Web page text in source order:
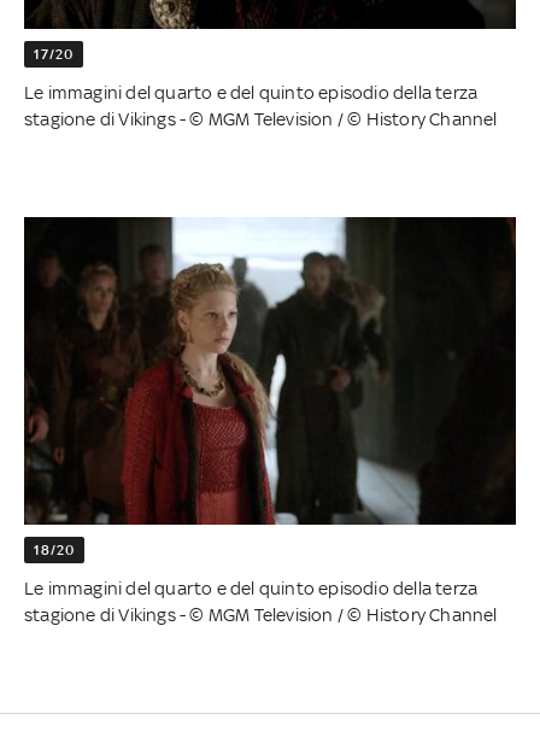
17/20
Le immagini del quarto e del quinto episodio della terza
stagione di Vikings - © MGM Television / © History Channel
18/20
Le immagini del quarto e del quinto episodio della terza
stagione di Vikings - © MGM Television / © History Channel